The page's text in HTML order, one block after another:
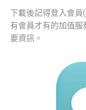
下載後記得登入會
有會員才有的加值
要資訊。